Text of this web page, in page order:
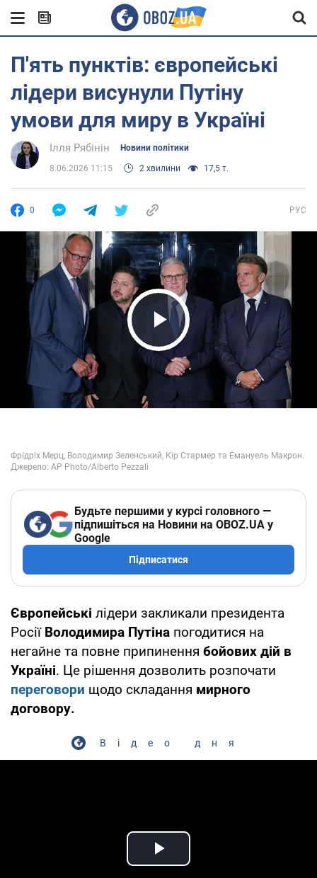
П'ять пунктів: європейські
лідери висунули Путіну
умови для миру в Україні
Ілля Рябінін Новини політики
8.06.2026 11:15 2 хвилини 17,5 т.
0 РУС
Play Video
Будьте першими у курсі головного —
підпишіться на Новини на OBOZ.UA у
Google
Підписатися
Європейські лідери закликали президента
Росії Володимира Путіна погодитися на
негайне та повне припинення бойових дій в
Україні. Це рішення дозволить розпочати
переговори щодо складання мирного
договору.
Відео дня
Play Video